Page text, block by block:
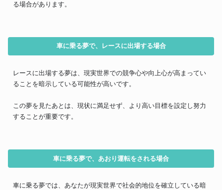
る場合があります。
車に乗る夢で、レースに出場する場合
レースに出場する夢は、現実世界での競争心や向上心が高まってい
ることを暗示している可能性が高いです。
この夢を見たあとは、現状に満足せず、より高い目標を設定し努力
することが重要です。
車に乗る夢で、あおり運転をされる場合
車に乗る夢では、あなたが現実世界で社会的地位を確立している暗